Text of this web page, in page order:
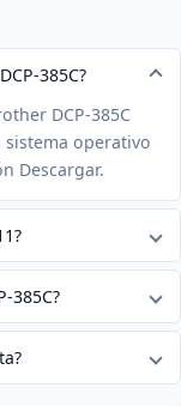
385C?
DCP-385C
sistema operativo
Descargar.
385C?